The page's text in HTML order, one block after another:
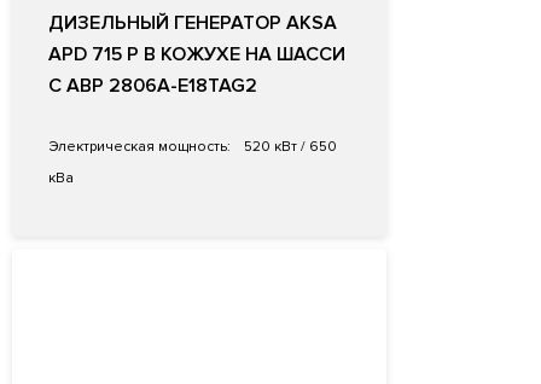
ДИЗЕЛЬНЫЙ ГЕНЕРАТОР AKSA
APD 715 P В КОЖУХЕ НА ШАССИ
С АВР 2806A-E18TAG2
Электрическая мощность:
520 кВт / 650
кВа